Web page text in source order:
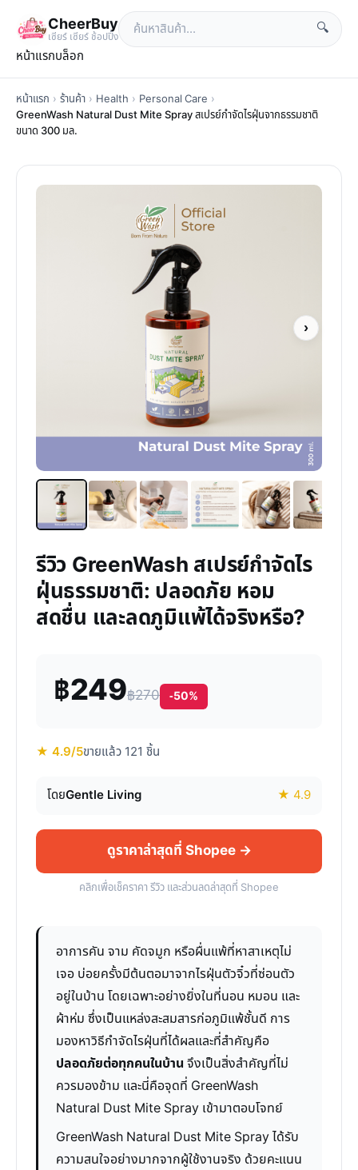
CheerBuy
เซียร์ เซียร์ ช้อปปิ้ง
🔍
หน้าแรกบล็อก
หน้าแรก › ร้านค้า › Health › Personal Care ›
GreenWash Natural Dust Mite Spray สเปรย์กำจัดไรฝุ่นจากธรรมชาติ
ขนาด 300 มล.
›
รีวิว GreenWash สเปรย์กำจัดไร
ฝุ่นธรรมชาติ: ปลอดภัย หอม
สดชื่น และลดภูมิแพ้ได้จริงหรือ?
฿249฿270 -50%
★ 4.9/5ขายแล้ว 121 ชิ้น
โดยGentle Living ★ 4.9
ดูราคาล่าสุดที่ Shopee →
คลิกเพื่อเช็คราคา รีวิว และส่วนลดล่าสุดที่ Shopee
อาการคัน จาม คัดจมูก หรือผื่นแพ้ที่หาสาเหตุไม่
เจอ บ่อยครั้งมีต้นตอมาจากไรฝุ่นตัวจิ๋วที่ซ่อนตัว
อยู่ในบ้าน โดยเฉพาะอย่างยิ่งในที่นอน หมอน และ
ผ้าห่ม ซึ่งเป็นแหล่งสะสมสารก่อภูมิแพ้ชั้นดี การ
มองหาวิธีกำจัดไรฝุ่นที่ได้ผลและที่สำคัญคือ
ปลอดภัยต่อทุกคนในบ้าน จึงเป็นสิ่งสำคัญที่ไม่
ควรมองข้าม และนี่คือจุดที่ GreenWash
Natural Dust Mite Spray เข้ามาตอบโจทย์
GreenWash Natural Dust Mite Spray ได้รับ
ความสนใจอย่างมากจากผู้ใช้งานจริง ด้วยคะแนน